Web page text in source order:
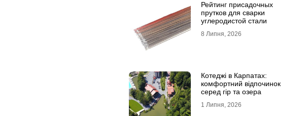
Рейтинг присадочных
прутков для сварки
углеродистой стали
8 Липня, 2026
Котеджі в Карпатах:
комфортний відпочинок
серед гір та озера
1 Липня, 2026